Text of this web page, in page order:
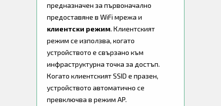
предназначен за първоначално
предоставяне в WiFi мрежа и
клиентски режим. Клиентският
режим се използва, когато
устройството е свързано към
инфраструктурна точка за достъп.
Когато клиентският SSID е празен,
устройството автоматично се
превключва в режим AP.